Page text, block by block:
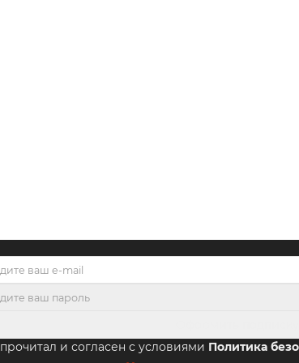
и согласен с условиями Политика